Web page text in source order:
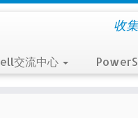
收
交流中心